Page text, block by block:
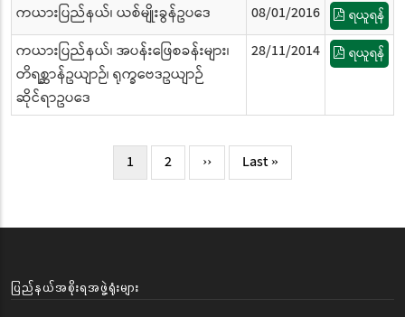
ကယားပြည်နယ်၊ ယစ်မျိုးခွန်ဥပဒေ 08/01/2016 ရယူရန်
ကယားပြည်နယ်၊ အပန်းဖြေစခန်းများ၊
တိရစ္ဆာန်ဥယျာဉ်၊ ရုက္ခဗေဒဥယျာဉ်
ဆိုင်ရာဥပဒေ
28/11/2014 ရယူရန်
လက်ရှိ
စာမျက်နှာ
1 Page
2
Next
page
››
Last
page
Last »
ပြည်နယ်အစိုးရအဖွဲ့ရုံးများ